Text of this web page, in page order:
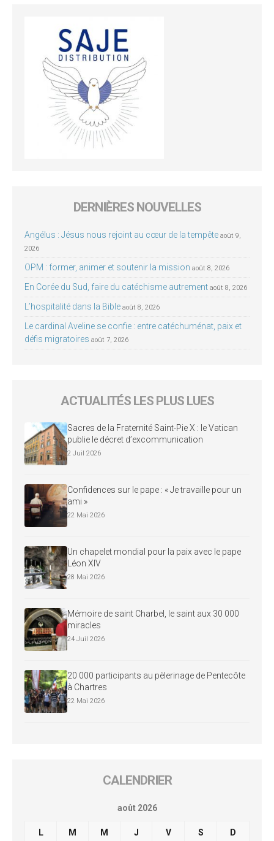
DERNIÈRES NOUVELLES
Angélus : Jésus nous rejoint au cœur de la tempête août 9,
2026
OPM : former, animer et soutenir la mission août 8, 2026
En Corée du Sud, faire du catéchisme autrement août 8, 2026
L’hospitalité dans la Bible août 8, 2026
Le cardinal Aveline se confie : entre catéchuménat, paix et
défis migratoires août 7, 2026
ACTUALITÉS LES PLUS LUES
Sacres de la Fraternité Saint-Pie X : le Vatican
publie le décret d’excommunication
2 Juil 2026
Confidences sur le pape : « Je travaille pour un
ami »
22 Mai 2026
Un chapelet mondial pour la paix avec le pape
Léon XIV
28 Mai 2026
Mémoire de saint Charbel, le saint aux 30 000
miracles
24 Juil 2026
20 000 participants au pèlerinage de Pentecôte
à Chartres
22 Mai 2026
CALENDRIER
août 2026
L M M J V S D